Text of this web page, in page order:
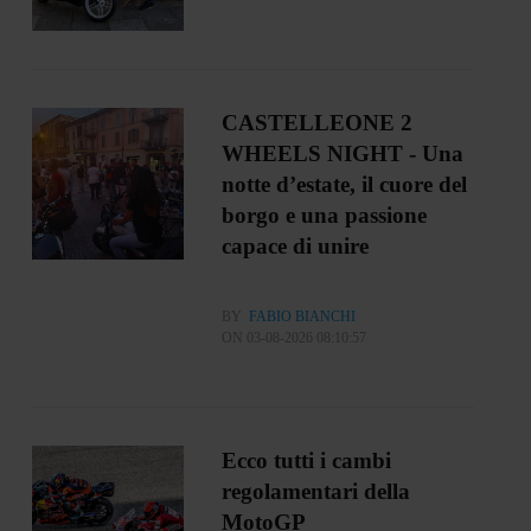
CASTELLEONE 2
WHEELS NIGHT - Una
notte d’estate, il cuore del
borgo e una passione
capace di unire
BY
FABIO BIANCHI
ON 03-08-2026 08:10:57
Ecco tutti i cambi
regolamentari della
MotoGP